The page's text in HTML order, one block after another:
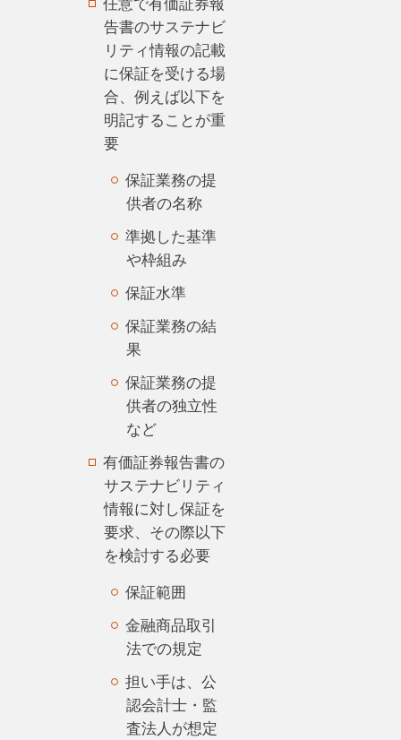
任意で有価証券報
告書のサステナビ
リティ情報の記載
に保証を受ける場
合、例えば以下を
明記することが重
要
保証業務の提
供者の名称
準拠した基準
や枠組み
保証水準
保証業務の結
果
保証業務の提
供者の独立性
など
有価証券報告書の
サステナビリティ
情報に対し保証を
要求、その際以下
を検討する必要
保証範囲
金融商品取引
法での規定
担い手は、公
認会計士・監
査法人が想定